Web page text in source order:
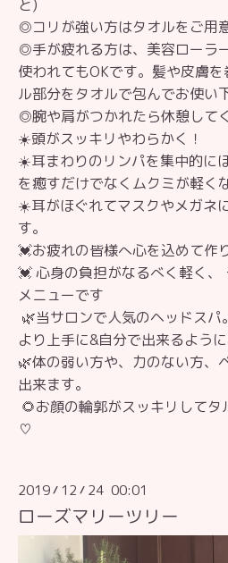
と)
◎コリが強い方はタオルをご用
◎手が疲れる方は、美容ローラ
使われてもOKです。髪や皮膚
ル部分をタオルで包んでお使い
◎腕や肩がつかれたら休憩して
☀️頭がスッキリやわらかく！
☀️耳まわりのリンパを集中的に
を癒すだけでなくムクミが軽く
☀️耳がほぐれてマスクやメガネ
す。
💓お疲れの皆様へ心を込めて作
💓 心身の負担がなるべく軽く
メニューです
🌿当サロンで人気のヘッドス
より上手に&自分で出来るように
🌿体の弱い方や、力のない方、
出来ます。
🌻お顔の輪郭がスッキリして
♡
2019/ 12 / 24 00:01
ローズマリーツリー